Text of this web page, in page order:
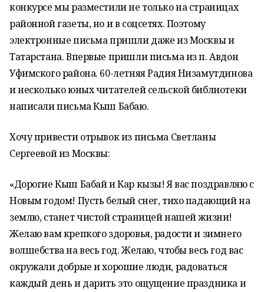
конкурсе мы разместили не только на страницах
районной газеты, но и в соцсетях. Поэтому
электронные письма пришли даже из Москвы и
Татарстана. Впервые пришли письма из п. Авдон
Уфимского района. 60-летняя Радия Низамутдинова
и несколько юных читателей сельской библиотеки
написали письма Кыш Бабаю.
Хочу привести отрывок из письма Светланы
Сергеевой из Москвы:
«Дорогие Кыш Бабай и Кар кызы! Я вас поздравляю с
Новым годом! Пусть белый снег, тихо падающий на
землю, станет чистой страницей нашей жизни!
Желаю вам крепкого здоровья, радости и зимнего
волшебства на весь год. Желаю, чтобы весь год вас
окружали добрые и хорошие люди, радоваться
каждый день и дарить это ощущение праздника и